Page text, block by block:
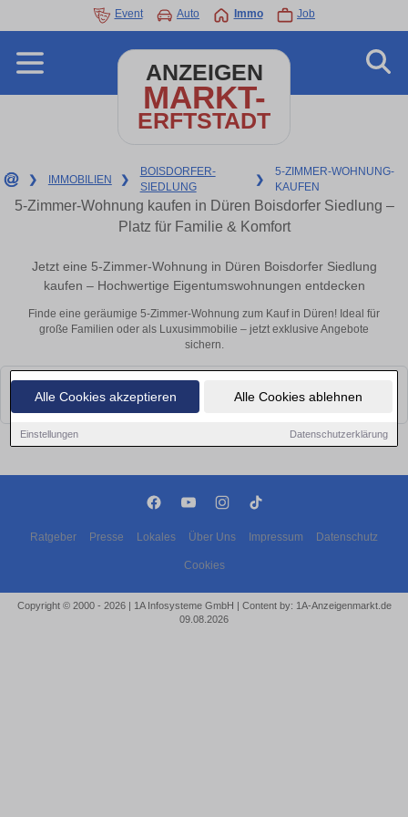
Alle Cookies akzeptieren Alle Cookies ablehnen
Einstellungen Datenschutzerklärung
Event Auto Immo Job
ANZEIGEN
MARKT-
ERFTSTADT
❯ IMMOBILIEN ❯
BOISDORFER-
SIEDLUNG
❯
5-ZIMMER-WOHNUNG-
KAUFEN
5-Zimmer-Wohnung kaufen in Düren Boisdorfer Siedlung –
Platz für Familie & Komfort
Jetzt eine 5-Zimmer-Wohnung in Düren Boisdorfer Siedlung
kaufen – Hochwertige Eigentumswohnungen entdecken
Finde eine geräumige 5-Zimmer-Wohnung zum Kauf in Düren! Ideal für
große Familien oder als Luxusimmobilie – jetzt exklusive Angebote
sichern.
Leider konnten wir derzeit keine passenden Objekte finden. Schauen Sie
bald wieder vorbei!
Ratgeber Presse Lokales Über Uns Impressum Datenschutz
Cookies
Copyright © 2000 - 2026 | 1A Infosysteme GmbH | Content by: 1A-Anzeigenmarkt.de
09.08.2026